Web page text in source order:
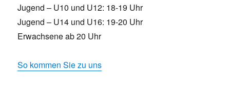
Jugend – U10 und U12: 18-19 Uhr
Jugend – U14 und U16: 19-20 Uhr
Erwachsene ab 20 Uhr
So kommen Sie zu uns